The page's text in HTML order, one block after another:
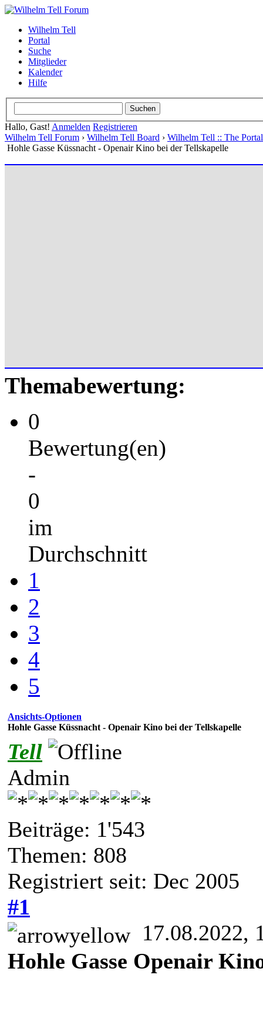
Wilhelm Tell
Portal
Suche
Mitglieder
Kalender
Hilfe
Hallo, Gast! Anmelden Registrieren
Wilhelm Tell Forum › Wilhelm Tell Board › Wilhelm Tell :: The
Hohle Gasse Küssnacht - Openair Kino bei der Tellskapelle
Themabewertung:
0
Bewertung(en)
-
0
im
Durchschnitt
1
2
3
4
5
Ansichts-Optionen
Hohle Gasse Küssnacht - Openair Kino bei der Tellskapelle
Tell
Admin
Beiträge: 1'543
Themen: 808
Registriert seit: Dec 2005
#1
17.08.2022,
Hohle Gasse Openair